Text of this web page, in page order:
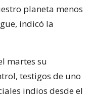
planeta menos
indicó la
martes su
testigos de uno
indios desde el